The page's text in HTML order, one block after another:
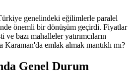
genelindeki eğilimlerle paralel
önemli bir dönüşüm geçirdi. Fiyatlar
ve bazı mahalleler yatırımcıların
Karaman'da emlak almak mantıklı mı?
Genel Durum